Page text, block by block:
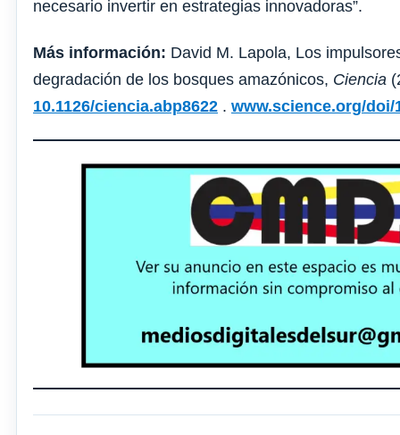
necesario invertir en estrategias innovadoras”.
Más información: David M. Lapola, Los
degradación de los bosques amazónicos, Ciencia
10.1126/ciencia.abp8622 . www.science.org/doi/